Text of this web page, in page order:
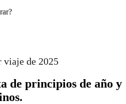
de 2025
de principios de año y